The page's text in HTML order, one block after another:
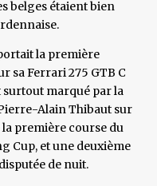
belges étaient bien
la première
sa Ferrari 275 GTB C
surtout marqué par la
Alain Thibaut sur
la première course du
Cup, et une deuxième
de nuit.